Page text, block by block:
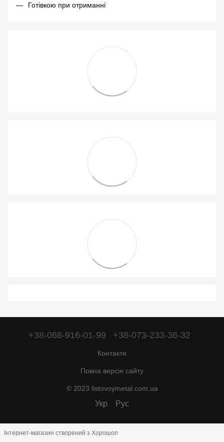
Готівкою при отриманні
+38-068-916-01-99 +38-073-233-36-32
Контакти
Повна версія сайту
© 2023 listovoymetal.com.ua
Укр Рус
Інтернет-магазин створений з Хорошоп